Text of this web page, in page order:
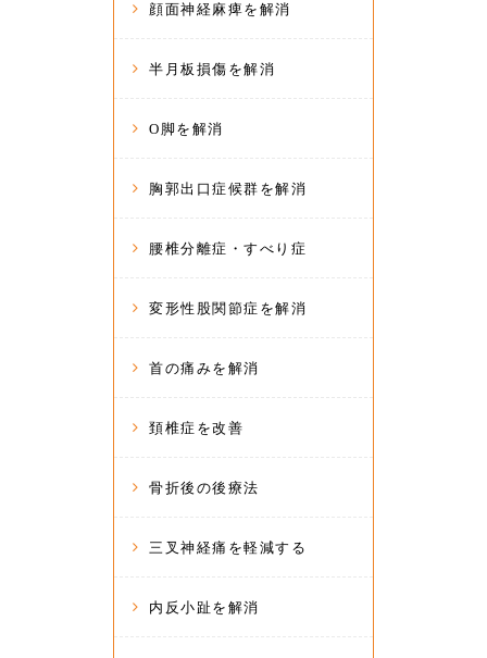
顔面神経麻痺を解消
半月板損傷を解消
O脚を解消
胸郭出口症候群を解消
腰椎分離症・すべり症
変形性股関節症を解消
首の痛みを解消
頚椎症を改善
骨折後の後療法
三叉神経痛を軽減する
内反小趾を解消